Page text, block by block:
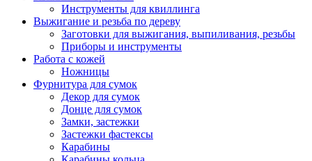
Инструменты для квиллинга
Выжигание и резьба по дереву
Заготовки для выжигания, выпиливания, резьбы
Приборы и инструменты
Работа с кожей
Ножницы
Фурнитура для сумок
Декор для сумок
Донце для сумок
Замки, застежки
Застежки фастексы
Карабины